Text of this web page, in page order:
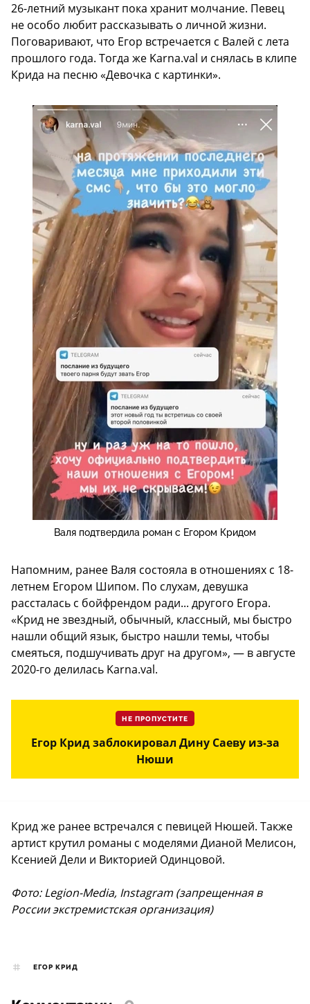
26-летний музыкант пока хранит молчание. Певец
не особо любит рассказывать о личной жизни.
Поговаривают, что Егор встречается с Валей с лета
прошлого года. Тогда же Karna.val и снялась в клипе
Крида на песню «Девочка с картинки».
Валя подтвердила роман с Егором Кридом
Напомним, ранее Валя состояла в отношениях с 18-
летнем Егором Шипом. По слухам, девушка
рассталась с бойфрендом ради... другого Егора.
«Крид не звездный, обычный, классный, мы быстро
нашли общий язык, быстро нашли темы, чтобы
смеяться, подшучивать друг на другом», — в августе
2020-го делилась Karna.val.
НЕ ПРОПУСТИТЕ
Егор Крид заблокировал Дину Саеву из-за
Нюши
Крид же ранее встречался с певицей Нюшей. Также
артист крутил романы с моделями Дианой Мелисон,
Ксенией Дели и Викторией Одинцовой.
Фото: Legion-Media, Instagram (запрещенная в
России экстремистская организация)
ЕГОР КРИД